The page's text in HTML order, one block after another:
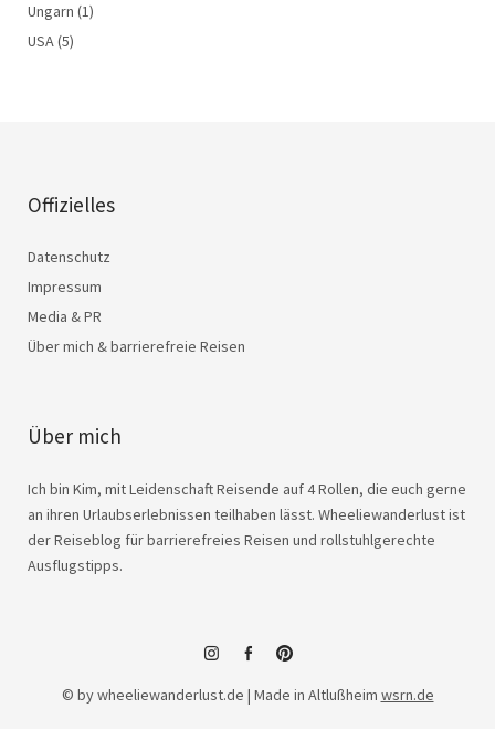
Ungarn (1)
USA(5)
Offizielles
Datenschutz
Impressum
Media & PR
Über mich & barrierefreie Reisen
Über mich
Ich bin Kim, mit Leidenschaft Reisende auf 4 Rollen, die euch gerne
an ihren Urlaubserlebnissen teilhaben lässt. Wheeliewanderlust ist
der Reiseblog für barrierefreies Reisen und rollstuhlgerechte
Ausflugstipps.
instagramfacebook
© by wheeliewanderlust.de | Made in Altlußheim wsrn.de